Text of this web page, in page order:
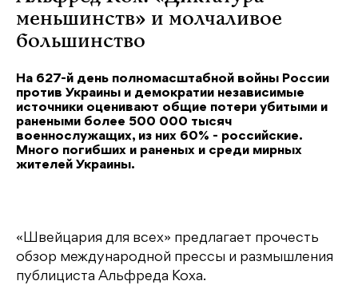
меньшинств» и молчаливое
большинство
На 627-й день полномасштабной войны России
против Украины и демократии независимые
источники оценивают общие потери убитыми и
ранеными более 500 000 тысяч
военнослужащих, из них 60% - российские.
Много погибших и раненых и среди мирных
жителей Украины.
«Швейцария для всех» предлагает прочесть
обзор международной прессы и размышления
публициста Альфреда Коха.